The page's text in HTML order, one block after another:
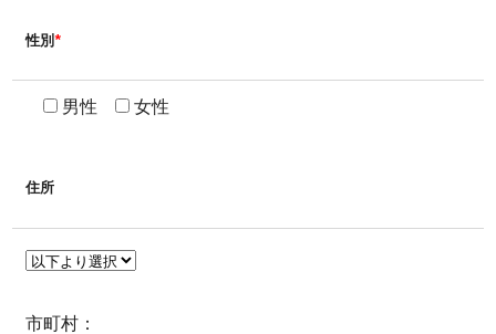
性別*
男性 女性
住所
市町村：